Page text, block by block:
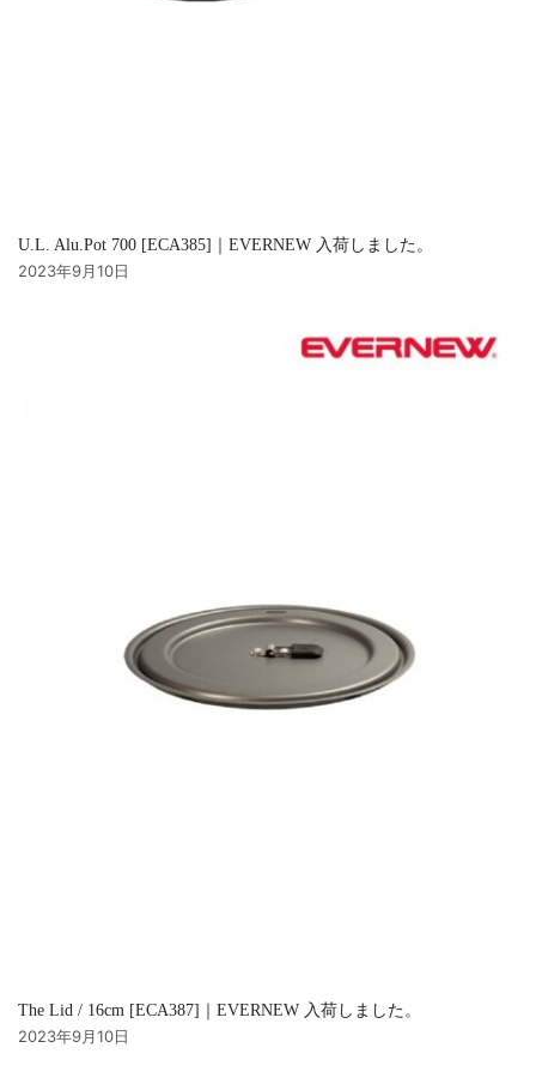
U.L. Alu.Pot 700 [ECA385]｜EVERNEW 入荷しました。
2023年9月10日
The Lid / 16cm [ECA387]｜EVERNEW 入荷しました。
2023年9月10日